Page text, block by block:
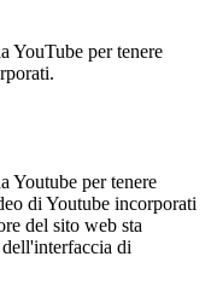
YouTube per tenere
Youtube per tenere
di Youtube incorporati
del sito web sta
di